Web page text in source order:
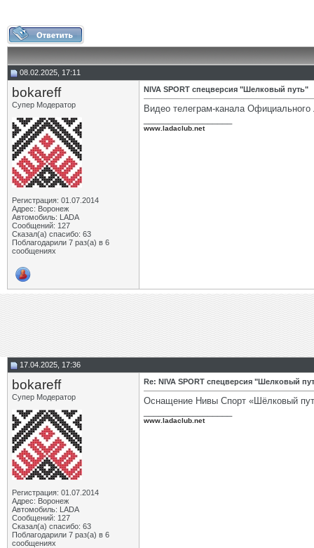
08.02.2025, 17:11
bokareff
Супер Модератор
Регистрация: 01.07.2014
Адрес: Воронеж
Автомобиль: LADA
Сообщений: 127
Сказал(а) спасибо: 63
Поблагодарили 7 раз(а) в 6
сообщениях
NIVA SPORT спецверсия "Шелковый путь"
Видео телеграм-канала
www.ladaclub.net
17.04.2025, 17:36
bokareff
Супер Модератор
Регистрация: 01.07.2014
Адрес: Воронеж
Автомобиль: LADA
Сообщений: 127
Сказал(а) спасибо: 63
Поблагодарили 7 раз(а) в 6
сообщениях
Re: NIVA SPORT спецверсия "Шелковый
Оснащение Нивы Спорт «Шёлковый
www.ladaclub.net